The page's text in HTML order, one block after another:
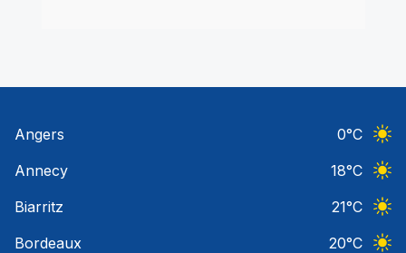
Angers 0°C
Annecy
18°C
Biarritz
21°C
Bordeaux
20°C